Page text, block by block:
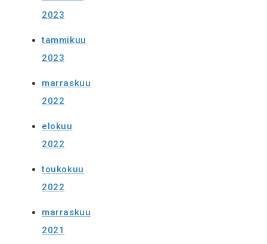
2023
tammikuu
2023
marraskuu
2022
elokuu
2022
toukokuu
2022
marraskuu
2021